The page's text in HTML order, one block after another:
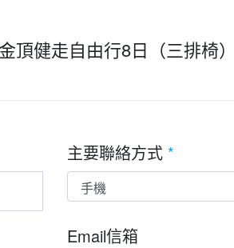
頂健走自由行8日（三排椅
主要聯絡方式 *
Email信箱